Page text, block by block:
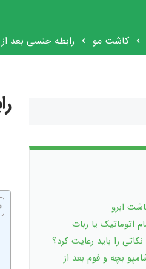
کاشت مو رابطه جنسی بعد
ابرو
اتوماتیک یا ربات
را باید رعایت کرد؟
بچه و فوم بعد از